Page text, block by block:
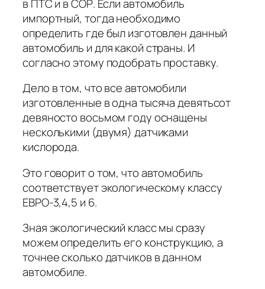
в ПТС и в СОР. Если автомобиль
импортный, тогда необходимо
определить где был изготовлен данный
автомобиль и для какой страны. И
согласно этому подобрать проставку.
Дело в том, что все автомобили
изготовленные в одна тысяча девятьсот
девяносто восьмом году оснащены
несколькими (двумя) датчиками
кислорода.
Это говорит о том, что автомобиль
соответствует экологическому классу
ЕВРО-3,4,5 и 6.
Зная экологический класс мы сразу
можем определить его конструкцию, а
точнее сколько датчиков в данном
автомобиле.